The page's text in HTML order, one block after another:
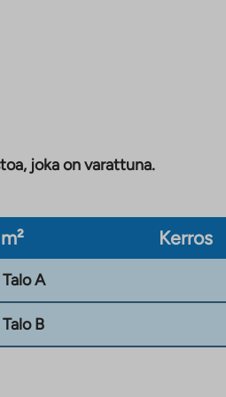
joka on varattuna.
m² Kerros
Talo A
Talo B